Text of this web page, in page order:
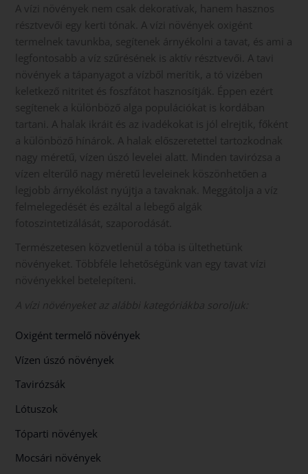
A vízi növények nem csak dekoratívak, hanem hasznos
résztvevői egy kerti tónak. A vízi növények oxigént
termelnek tavunkba, segítenek árnyékolni a tavat, és ami a
legfontosabb a víz szűrésének is aktív résztvevői. A tavi
növények a tápanyagot a vízből merítik, a tó vizében
keletkező nitritet és foszfátot hasznosítják. Éppen ezért
segítenek a különböző alga populációkat is kordában
tartani. A halak ikráit és az ivadékokat is jól elrejtik, főként
a különböző hínárok. A halak előszeretettel tartozkodnak
nagy méretű, vízen úszó levelei alatt. Minden tavirózsa a
vízen elterűlő nagy méretű leveleinek köszönhetően a
legjobb árnyékolást nyújtja a tavaknak. Meggátolja a víz
felmelegedését és ezáltal a lebegő algák
fotoszintetizálását, szaporodását.
Természetesen közvetlenül a tóba is ültethetünk
növényeket. Többféle lehetőségünk van egy tavat vízi
növényekkel betelepíteni.
A vízi növényeket az alábbi kategóriákba soroljuk:
Oxigént termelő növények
Vízen úszó növények
Tavirózsák
Lótuszok
Tóparti növények
Mocsári növények